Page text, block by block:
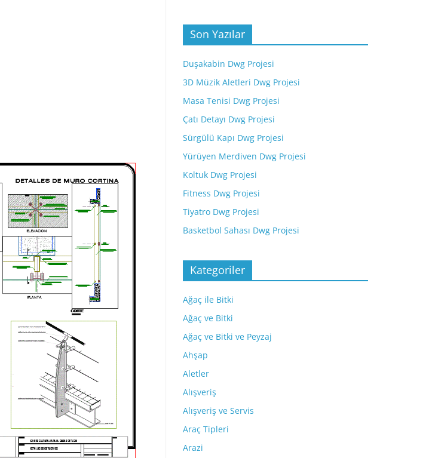
Son Yazılar
Duşakabin Dwg Projesi
3D Müzik Aletleri Dwg Projesi
Masa Tenisi Dwg Projesi
Çatı Detayı Dwg Projesi
Sürgülü Kapı Dwg Projesi
Yürüyen Merdiven Dwg Projesi
Koltuk Dwg Projesi
Fitness Dwg Projesi
Tiyatro Dwg Projesi
Basketbol Sahası Dwg Projesi
Kategoriler
Ağaç ile Bitki
Ağaç ve Bitki
Ağaç ve Bitki ve Peyzaj
Ahşap
Aletler
Alışveriş
Alışveriş ve Servis
Araç Tipleri
Arazi